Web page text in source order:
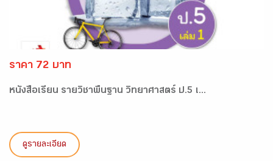
ราคา 72 บาท
หนังสือเรียน รายวิชาพื้นฐาน วิทยาศาสตร์ ป.5 เ...
ดูรายละเอียด